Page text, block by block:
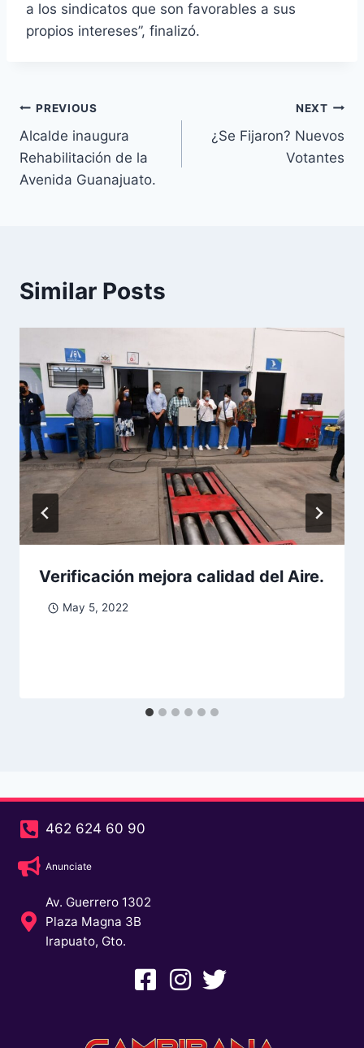
a los sindicatos que son favorables a sus
propios intereses”, finalizó.
PREVIOUS
Alcalde inaugura
Rehabilitación de la
Avenida Guanajuato.
NEXT
¿Se Fijaron? Nuevos
Votantes
Similar Posts
Verificación mejora calidad del Aire.
May 5, 2022
462 624 60 90
Anunciate
Av. Guerrero 1302
Plaza Magna 3B
Irapuato, Gto.